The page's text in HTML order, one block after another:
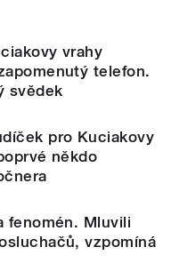
vrahy
telefon.
svědek
pro Kuciakovy
někdo
fenomén. Mluvili
vzpomíná